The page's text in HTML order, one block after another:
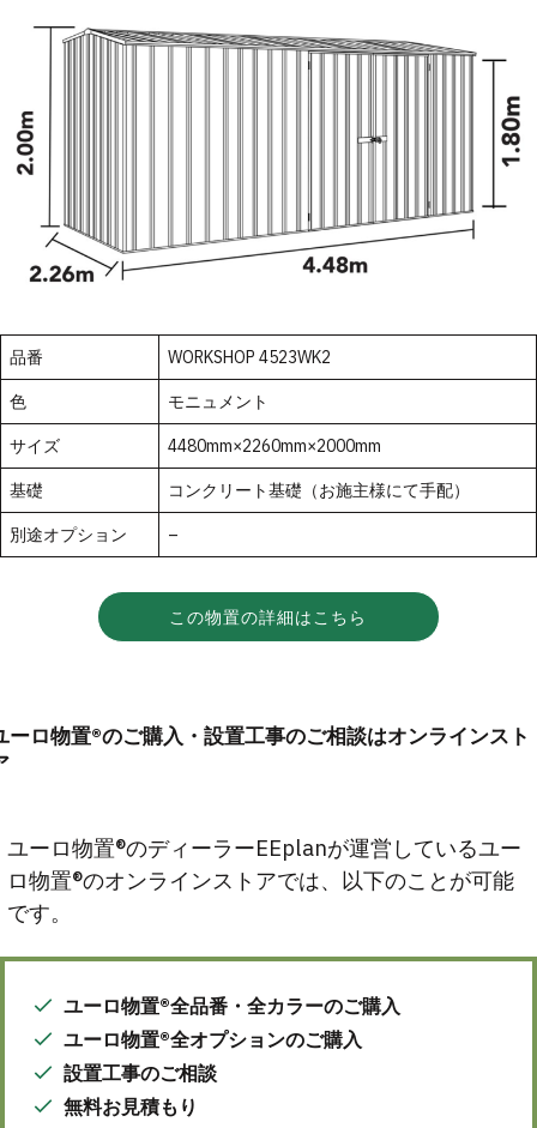
品番 WORKSHOP 4523WK2
色 モニュメント
サイズ 4480mm×2260mm×2000mm
基礎 コンクリート基礎（お施主様にて手配）
別途オプション –
この物置の詳細はこちら
ーロ物置®のご購入・設置工事のご相談はオンラインスト
ユーロ物置®のディーラーEEplanが運営しているユー
ロ物置®のオンラインストアでは、以下のことが可能
です。
ユーロ物置®全品番・全カラーのご購入
ユーロ物置®全オプションのご購入
設置工事のご相談
無料お見積もり